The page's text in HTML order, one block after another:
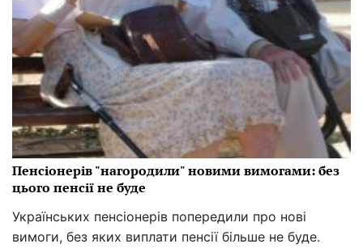
Пенсіонерів "нагородили" новими вимогами: без
цього пенсії не буде
Українських пенсіонерів попередили про нові
вимоги, без яких виплати пенсії більше не буде.